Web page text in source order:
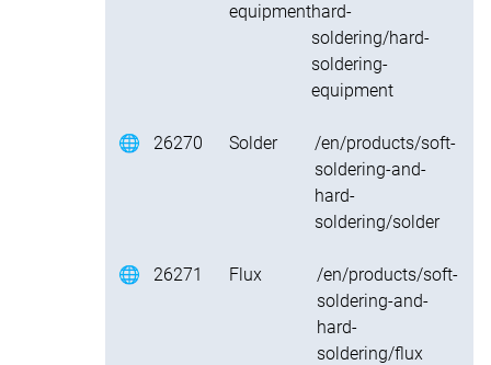
equipmenthard-
soldering/hard-
soldering-
equipment
🌐 26270 Solder
/en/products/soft-
soldering-and-
hard-
soldering/solder
🌐 26271 Flux
/en/products/soft-
soldering-and-
hard-
soldering/flux